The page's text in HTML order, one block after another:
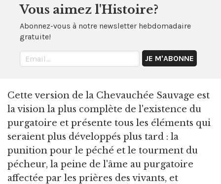
Vous aimez l'Histoire?
Abonnez-vous à notre newsletter hebdomadaire
gratuite!
Cette version de la Chevauchée Sauvage est
la vision la plus complète de l'existence du
purgatoire et présente tous les éléments qui
seraient plus développés plus tard : la
punition pour le péché et le tourment du
pécheur, la peine de l'âme au purgatoire
affectée par les prières des vivants, et